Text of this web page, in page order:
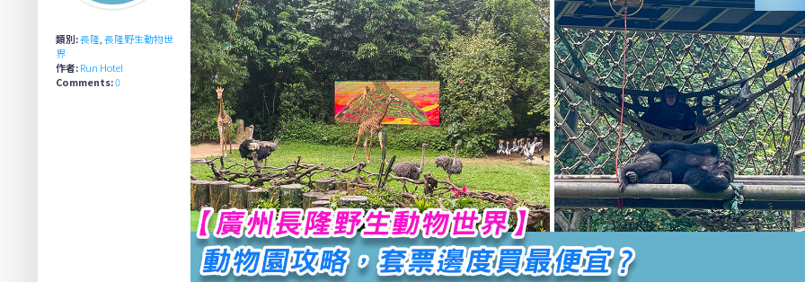
類別:長隆 長隆野生動物世
界
作者:Run Hotel
Comments:0